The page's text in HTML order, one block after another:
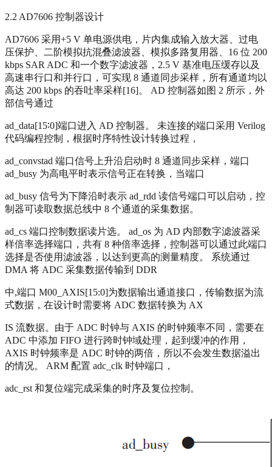
2.2 AD7606 控制器设计
AD7606 采用+5 V 单电源供电，片内集成输入放大器、过电
压保护、二阶模拟抗混叠滤波器、模拟多路复用器、16 位 200
kbps SAR ADC 和一个数字滤波器，2.5 V 基准电压缓存以及
高速串行口和并行口，可实现 8 通道同步采样，所有通道均以
高达 200 kbps 的吞吐率采样[16]。 AD 控制器如图 2 所示，外
部信号通过
ad_data[15∶0]端口进入 AD 控制器。 未连接的端口采用 Verilog
代码编程控制，根据时序特性设计转换过程，
ad_convstad 端口信号上升沿启动时 8 通道同步采样，端口
ad_busy 为高电平时表示信号正在转换，当端口
ad_busy 信号为下降沿时表示 ad_rdd 读信号端口可以启动，控
制器可读取数据总线中 8 个通道的采集数据。
ad_cs 端口控制数据读片选。 ad_os 为 AD 内部数字滤波器采
样倍率选择端口，共有 8 种倍率选择，控制器可以通过此端口
选择是否使用滤波器，以达到更高的测量精度。 系统通过
DMA 将 ADC 采集数据传输到 DDR
中,端口 M00_AXIS[15:0]为数据输出通道接口，传输数据为流
式数据，在设计时需要将 ADC 数据转换为 AX
IS 流数据。由于 ADC 时钟与 AXIS 的时钟频率不同，需要在
ADC 中添加 FIFO 进行跨时钟域处理，起到缓冲的作用，
AXIS 时钟频率是 ADC 时钟的两倍，所以不会发生数据溢出
的情况。 ARM 配置 adc_clk 时钟端口，
adc_rst 和复位端完成采集的时序及复位控制。